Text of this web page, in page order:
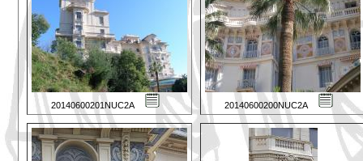
20140600201NUC2A 20140600200NUC2A